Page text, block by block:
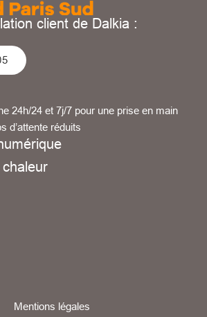
client de Dalkia :
24h/24 et 7j/7 pour une prise en main
d’attente réduits
Mentions légales